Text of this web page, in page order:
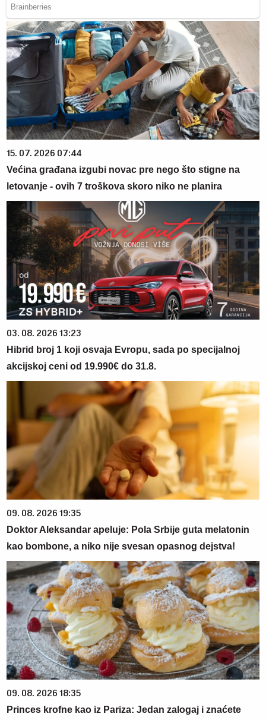
15. 07. 2026 07:44
Većina građana izgubi novac pre nego što stigne na
letovanje - ovih 7 troškova skoro niko ne planira
03. 08. 2026 13:23
Hibrid broj 1 koji osvaja Evropu, sada po specijalnoj
akcijskoj ceni od 19.990€ do 31.8.
09. 08. 2026 19:35
Doktor Aleksandar apeluje: Pola Srbije guta melatonin
kao bombone, a niko nije svesan opasnog dejstva!
09. 08. 2026 18:35
Princes krofne kao iz Pariza: Jedan zalogaj i znaćete